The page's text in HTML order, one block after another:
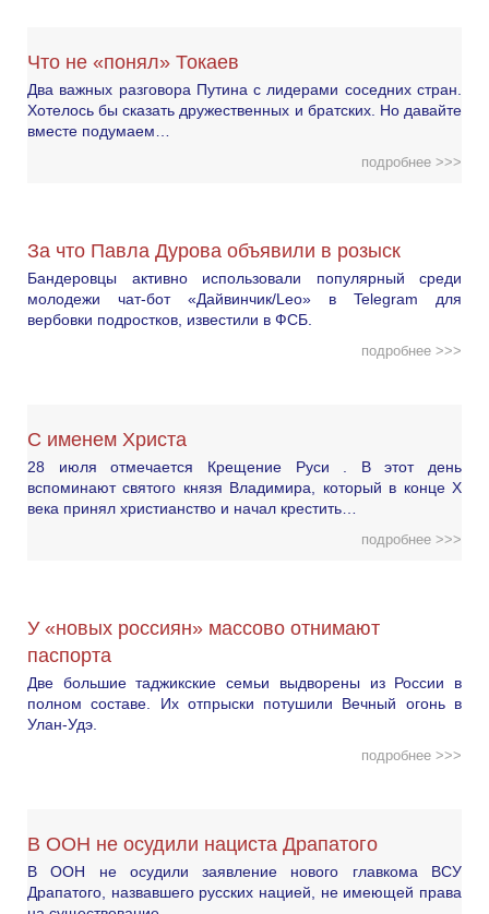
Что не «понял» Токаев
Два важных разговора Путина с лидерами соседних стран.
Хотелось бы сказать дружественных и братских. Но давайте
вместе подумаем…
подробнее >>>
За что Павла Дурова объявили в розыск
Бандеровцы активно использовали популярный среди
молодежи чат-бот «Дайвинчик/Leo» в Telegram для
вербовки подростков, известили в ФСБ.
подробнее >>>
С именем Христа
28 июля отмечается Крещение Руси . В этот день
вспоминают святого князя Владимира, который в конце X
века принял христианство и начал крестить…
подробнее >>>
У «новых россиян» массово отнимают
паспорта
Две большие таджикские семьи выдворены из России в
полном составе. Их отпрыски потушили Вечный огонь в
Улан-Удэ.
подробнее >>>
В ООН не осудили нациста Драпатого
В ООН не осудили заявление нового главкома ВСУ
Драпатого, назвавшего русских нацией, не имеющей права